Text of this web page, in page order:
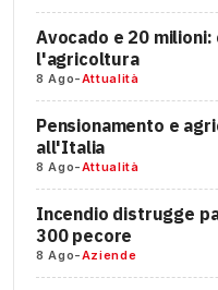
Avocado e 20 milioni:
l'agricoltura
8 Ago-Attualità
Pensionamento e
all'Italia
8 Ago-Attualità
Incendio distrugge
300 pecore
8 Ago-Aziende